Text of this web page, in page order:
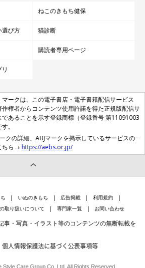
ねこのきもち健保
選び方 猫診断
購読者専用ページ
マークは、この電子書店・電子書籍配信サービス
作権者からコンテンツ使用許諾を得た正規版配信サ
であることを示す登録商標（登録番号 第11091003
。
クの詳細、ABJマークを掲示しているサービスの一
ちら→ https://aebs.or.jp/
いぬのきもち 広告掲載
利用規約
取り扱いについて 専門家一覧 お問い合わせ
事・写真・イラスト等のコンテンツの無断転載を
個人情報保護法に基づく公表事項等
Care Group Co.,Ltd. All Rights Reserved.